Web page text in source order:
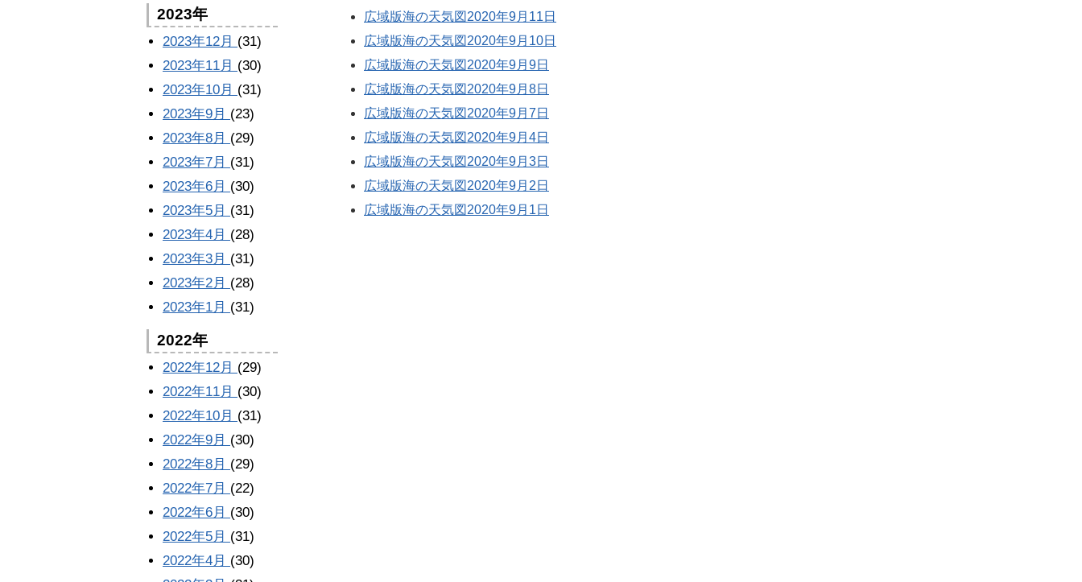
広域版海の天気図2020年9月11日
広域版海の天気図2020年9月10日
広域版海の天気図2020年9月9日
広域版海の天気図2020年9月8日
広域版海の天気図2020年9月7日
広域版海の天気図2020年9月4日
広域版海の天気図2020年9月3日
広域版海の天気図2020年9月2日
広域版海の天気図2020年9月1日
2023年
2023年12月 (31)
2023年11月 (30)
2023年10月 (31)
2023年9月 (23)
2023年8月 (29)
2023年7月 (31)
2023年6月 (30)
2023年5月 (31)
2023年4月 (28)
2023年3月 (31)
2023年2月 (28)
2023年1月 (31)
2022年
2022年12月 (29)
2022年11月 (30)
2022年10月 (31)
2022年9月 (30)
2022年8月 (29)
2022年7月 (22)
2022年6月 (30)
2022年5月 (31)
2022年4月 (30)